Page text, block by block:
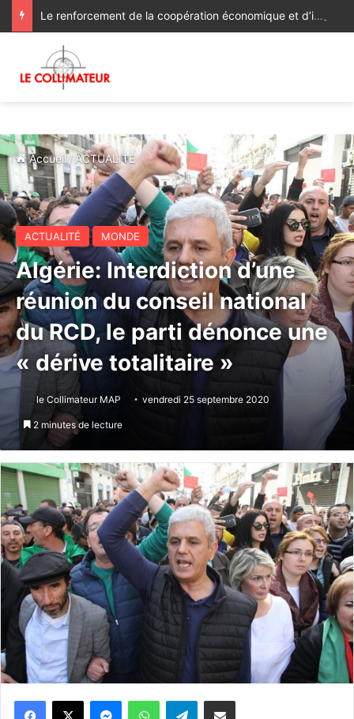
Le renforcement de la coopération économique et d’investissement au menu des discussions des ministres des Affaires étrangères du Maroc et du Ghana
Accueil/ ACTUALITÉ
ACTUALITÉ MONDE
Algérie: Interdiction d’une
réunion du conseil national
du RCD, le parti dénonce une
« dérive totalitaire »
le Collimateur MAP vendredi 25 septembre 2020
2 minutes de lecture
WhatsApp Telegram